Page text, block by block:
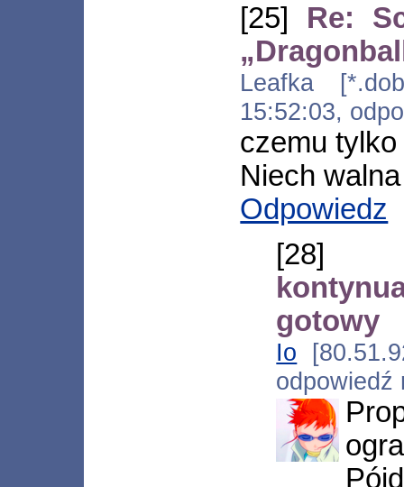
[25] Re:
Leafka
15:52:03,
czemu
Niech
Odpowiedz
gotowy
Io